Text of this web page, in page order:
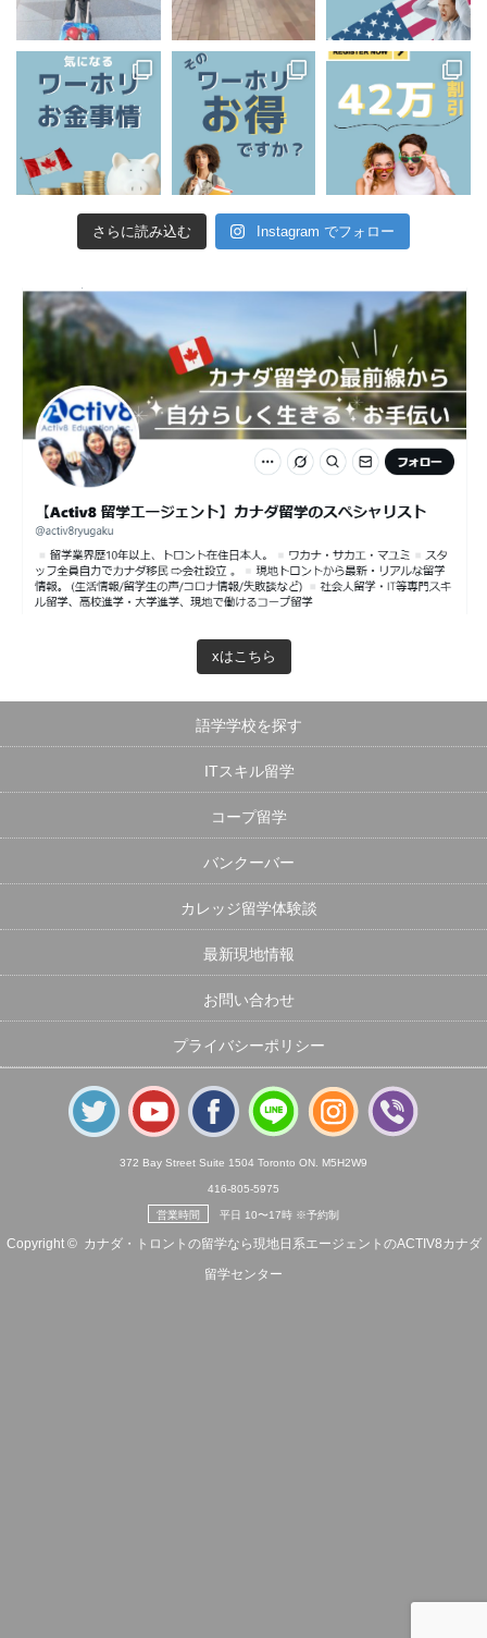
さらに読み込む Instagram でフォロー
xはこちら
語学学校を探す
ITスキル留学
コープ留学
バンクーバー
カレッジ留学体験談
最新現地情報
お問い合わせ
プライバシーポリシー
372 Bay Street Suite 1504 Toronto ON. M5H2W9
416-805-5975
営業時間 平日 10〜17時 ※予約制
Copyright © カナダ・トロントの留学なら現地日系エージェントのACTIV8カナダ
留学センター